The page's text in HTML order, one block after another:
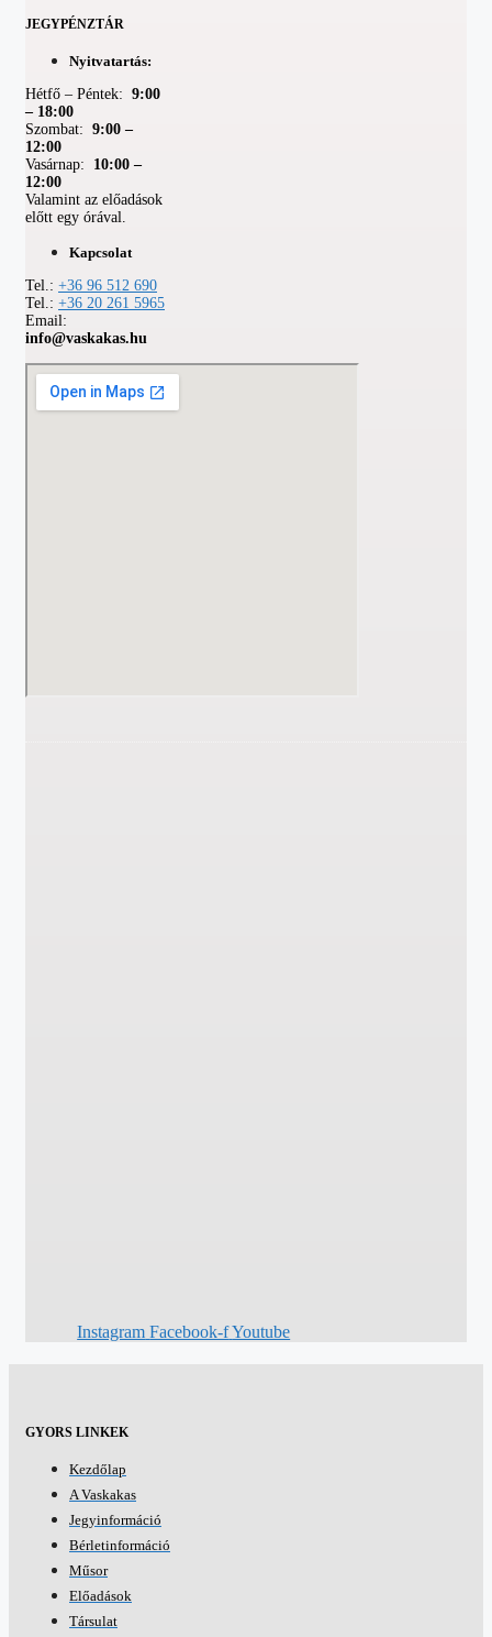
JEGYPÉNZTÁR
Nyitvatartás:
Hétfő – Péntek: 9:00
– 18:00
Szombat: 9:00 –
12:00
Vasárnap: 10:00 –
12:00
Valamint az előadások
előtt egy órával.
Kapcsolat
Tel.: +36 96 512 690
Tel.: +36 20 261 5965
Email:
info@vaskakas.hu
Instagram Facebook-fYoutube
GYORS LINKEK
Kezdőlap
A Vaskakas
Jegyinformáció
Bérletinformáció
Műsor
Előadások
Társulat